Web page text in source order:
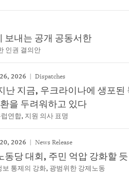
보내는 공개 공동서한
인권 결의안
2026 Dispatches
난 지금, 우크라이나에 생포
을 두려워하고 있다
연합, 지원 의사 표명
2026 News Release
동당 대회, 주민 억압 강화할 듯
보 통제의 강화, 광범위한 강제노동